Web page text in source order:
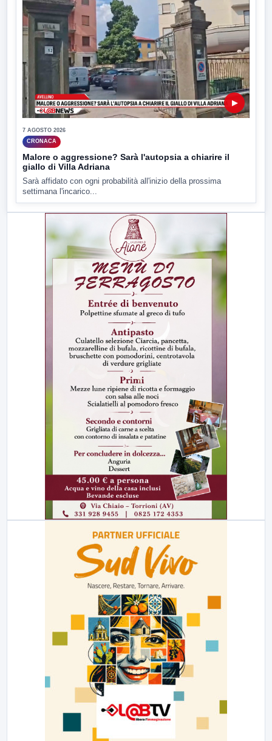
▶
7 AGOSTO 2026
CRONACA
Malore o aggressione? Sarà l'autopsia a chiarire il
giallo di Villa Adriana
Sarà affidato con ogni probabilità all'inizio della prossima
settimana l'incarico...